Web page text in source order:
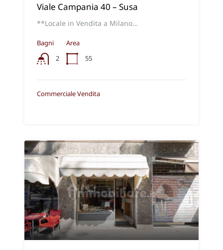
Viale Campania 40 – Susa
**Locale in Vendita a Milano…
Bagni
2
Area
55
Commerciale Vendita